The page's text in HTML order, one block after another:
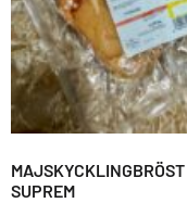
MAJSKYCKLINGBRÖST
SUPREM